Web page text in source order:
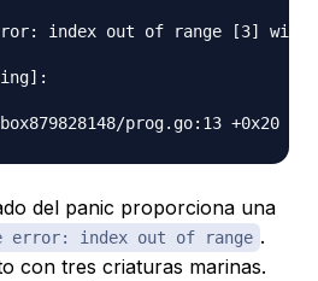
index out of range [3] with
del panic proporciona una
error: index out of range .
con tres criaturas marinas.